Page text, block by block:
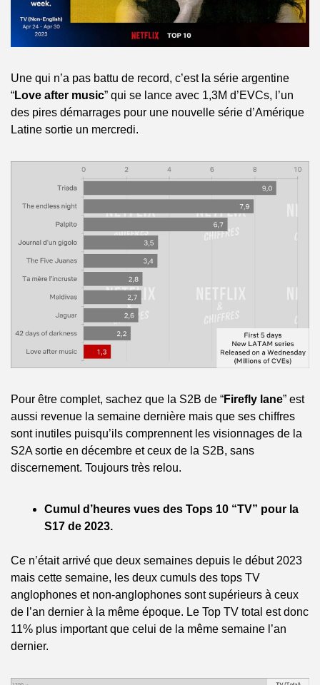
Une qui n’a pas battu de record, c’est la série argentine
“Love after music” qui se lance avec 1,3M d’EVCs, l’un
des pires démarrages pour une nouvelle série d’Amérique
Latine sortie un mercredi.
Pour être complet, sachez que la S2B de “Firefly lane” est
aussi revenue la semaine dernière mais que ses chiffres
sont inutiles puisqu’ils comprennent les visionnages de la
S2A sortie en décembre et ceux de la S2B, sans
discernement. Toujours très relou.
Cumul d’heures vues des Tops 10 “TV” pour la
S17 de 2023.
Ce n’était arrivé que deux semaines depuis le début 2023
mais cette semaine, les deux cumuls des tops TV
anglophones et non-anglophones sont supérieurs à ceux
de l’an dernier à la même époque. Le Top TV total est donc
11% plus important que celui de la même semaine l’an
dernier.